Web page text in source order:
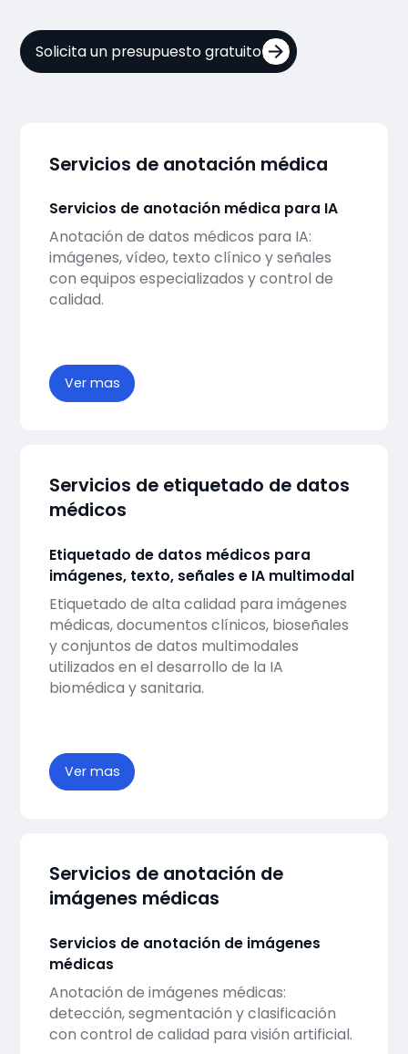
Solicita un presupuesto gratuito
Servicios de anotación médica
Servicios de anotación médica para IA
Anotación de datos médicos para IA:
imágenes, vídeo, texto clínico y señales
con equipos especializados y control de
calidad.
Ver mas
Servicios de etiquetado de datos
médicos
Etiquetado de datos médicos para
imágenes, texto, señales e IA multimodal
Etiquetado de alta calidad para imágenes
médicas, documentos clínicos, bioseñales
y conjuntos de datos multimodales
utilizados en el desarrollo de la IA
biomédica y sanitaria.
Ver mas
Servicios de anotación de
imágenes médicas
Servicios de anotación de imágenes
médicas
Anotación de imágenes médicas:
detección, segmentación y clasificación
con control de calidad para visión artificial.